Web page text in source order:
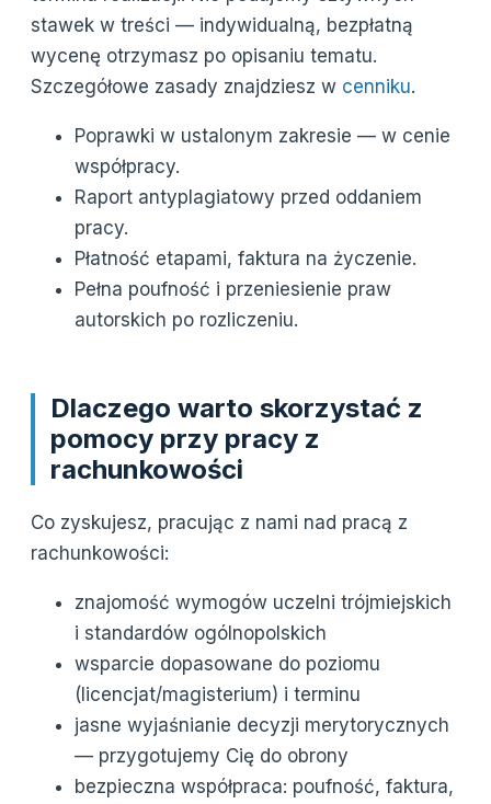
stawek w treści — indywidualną, bezpłatną
wycenę otrzymasz po opisaniu tematu.
Szczegółowe zasady znajdziesz w cenniku.
Poprawki w ustalonym zakresie — w cenie
współpracy.
Raport antyplagiatowy przed oddaniem
pracy.
Płatność etapami, faktura na życzenie.
Pełna poufność i przeniesienie praw
autorskich po rozliczeniu.
Dlaczego warto skorzystać z
pomocy przy pracy z
rachunkowości
Co zyskujesz, pracując z nami nad pracą z
rachunkowości:
znajomość wymogów uczelni trójmiejskich
i standardów ogólnopolskich
wsparcie dopasowane do poziomu
(licencjat/magisterium) i terminu
jasne wyjaśnianie decyzji merytorycznych
— przygotujemy Cię do obrony
bezpieczna współpraca: poufność, faktura,